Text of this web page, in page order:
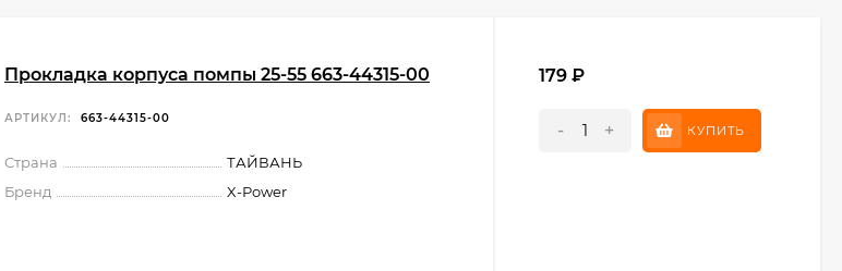
Прокладка корпуса помпы 25-55 663-44315-00
АРТИКУЛ: 663-44315-00
Страна
ТАЙВАНЬ
Бренд
X-Power
179 ₽
- + КУПИТЬ